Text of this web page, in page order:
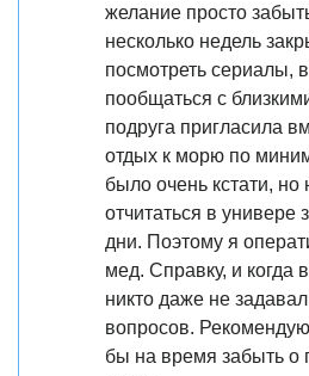
желание просто
несколько недель
посмотреть сериалы,
пообщаться с
подруга пригласила
отдых к морю по
было очень кстати, но
отчитаться в
дни. Поэтому я
мед. Справку, и когда
никто даже не
вопросов.
бы на время забыть о